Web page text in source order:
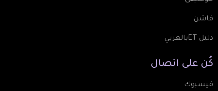
فاشن
دليل ETبالعربي
كُن على اتصال
فيسبوك